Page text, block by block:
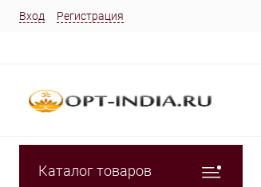
Вход Регистрация
Каталог товаров